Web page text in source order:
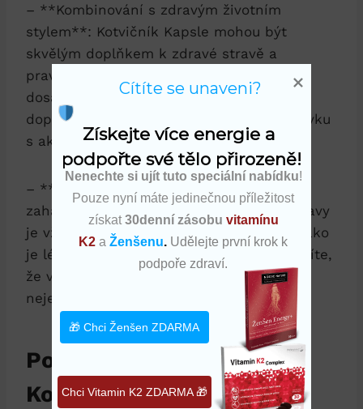
– **Kombinování s zdravým životním
stylem**: Kotvičník Kapsle mohou být
skvělým doplňkem k zdravé stravě a
pravidelnému cvičení. Pokud chcete
dosáhnout optimálních výsledků,
doporučujeme kombinovat užívání přípravku
s aktivním životním stylem.
– **Konzultace s odborníkem**: Před
zahájením užívání jakéhokoli doplňku stravy
je vždy dobré se poradit s odborníkem, jako
je lékař nebo nutriční poradce. Tím zajistíte,
že využijete kotvičníku Kapsle co
nejefektivněji a bezpečně.
Podrobná analýza složení
Kotvičník Kapsle: Co
Získejte více energie a
podpořte své tělo přirozeně!
Nenechte si ujít tuto speciální nabídku!
Pouze nyní máte jedinečnou příležitost
získat 30denní zásobu vitamínu
K2 aŽenšenu. Udělejte první krok k
podpoře zdraví.
Cítíte se unaveni?
Chci Vitamin K2 ZDARMA 🎁
🎁 Chci Ženšen ZDARMA